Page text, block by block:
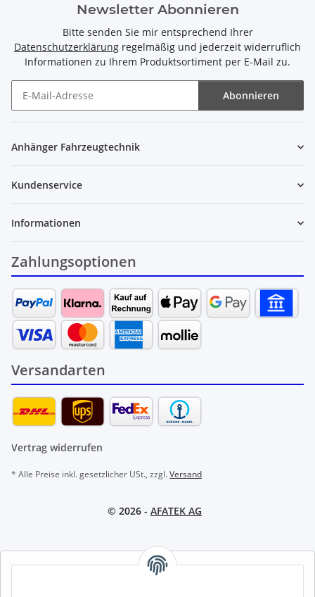
Newsletter Abonnieren
Bitte senden Sie mir entsprechend Ihrer
Datenschutzerklärung regelmäßig und jederzeit widerruflich
Informationen zu Ihrem Produktsortiment per E-Mail zu.
Abonnieren
Anhänger Fahrzeugtechnik
Kundenservice
Informationen
Zahlungsoptionen
Versandarten
Vertrag widerrufen
* Alle Preise inkl. gesetzlicher USt., zzgl.Versand
© 2026 - AFATEK AG
AFATEK INTERNATIONAL – SELECT REGION & LANGUAGE |